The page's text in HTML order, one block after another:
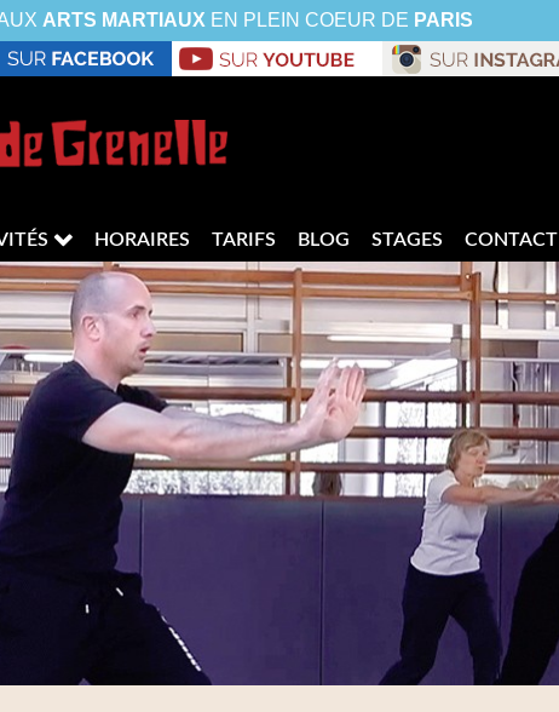
ARTS MARTIAUX EN PLEIN COEUR DE PARIS
HORAIRES TARIFS BLOG STAGES CONTACT